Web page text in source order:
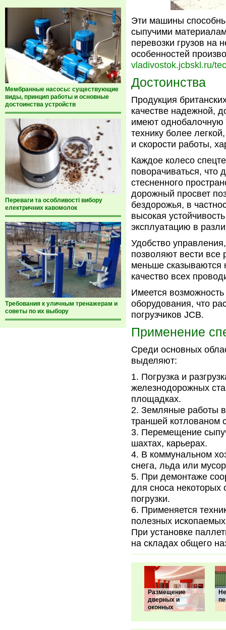
Мембранные насосы: существующие
виды, принцип работы и основные
достоинства устройств
Переваги та особливості вибору
електричних кавомолок
Требования к уличным тренажерам и
советы по их выбору
Эти машины
сыпучими
перевозки грузов на
особенностей
vladivostok.jcbskl.ru/
Достоинства
Продукция
качестве надежной,
имеют однобалочную
технику более
и скорости работы,
Каждое колесо
поворачиваться, что
стесненного
дорожный просвет
бездорожья, в
высокая
эксплуатацию в
Удобство
позволяют вести все
меньше сказываются
качество всех
Имеется возможность
оборудования, что
погрузчиков JCB.
Применение
Среди основных
выделяют:
Погрузка и
железнодорожных
площадках.
Земляные работы в
траншей котлованом
Перемещение
шахтах, карьерах.
В коммунальном
снега, льда или
При демонтаже
для сноса некоторых
погрузки.
Применяется
полезных
При установке
на складах общего
Размещение
дверных и
оконных